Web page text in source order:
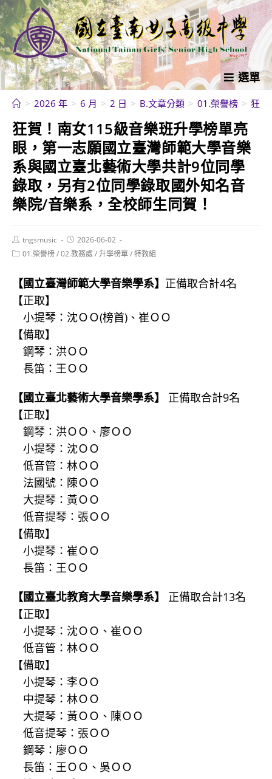
跳
轉
至
主
要
內
選單
> 2026 年 > 6 月 > 2 日 > B.文章分類 > 01.榮譽榜 > 狂賀
狂賀！南女115級音樂班升學榜單亮
眼，第一志願國立臺灣師範大學音樂
系與國立臺北藝術大學共計9位同學
錄取，另有2位同學錄取國外知名音
樂院/音樂系，全校師生同賀！
Post
author:
tngsmusic
Post
published:
2026-06-02
Post01.榮譽榜/02.教務處 /升學榜單/特教組
【國立臺灣師範大學音樂學系】 正備取合計4名
【正取】
小提琴：沈ＯＯ(榜首)、崔ＯＯ
【備取】
鋼琴：洪ＯＯ
長笛：王ＯＯ
【國立臺北藝術大學音樂學系】 正備取合計9名
【正取】
鋼琴：洪ＯＯ、廖ＯＯ
小提琴：沈ＯＯ
低音管：林ＯＯ
法國號：陳ＯＯ
大提琴：黃ＯＯ
低音提琴：張ＯＯ
【備取】
小提琴：崔ＯＯ
長笛：王ＯＯ
【國立臺北教育大學音樂學系】 正備取合計13名
【正取】
小提琴：沈ＯＯ、崔ＯＯ
低音管：林ＯＯ
【備取】
小提琴：李ＯＯ
中提琴：林ＯＯ
大提琴：黃ＯＯ、陳ＯＯ
低音提琴：張ＯＯ
鋼琴：廖ＯＯ
長笛：王ＯＯ、吳ＯＯ